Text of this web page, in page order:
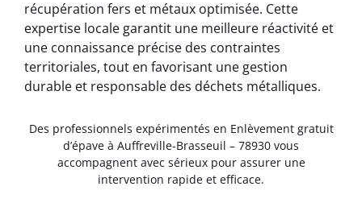
récupération fers et métaux optimisée. Cette
expertise locale garantit une meilleure réactivité et
une connaissance précise des contraintes
territoriales, tout en favorisant une gestion
durable et responsable des déchets métalliques.
Des professionnels expérimentés en Enlèvement gratuit
d’épave à Auffreville-Brasseuil – 78930 vous
accompagnent avec sérieux pour assurer une
intervention rapide et efficace.